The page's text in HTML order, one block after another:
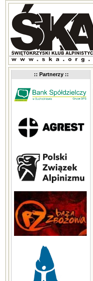
:: Partnerzy ::